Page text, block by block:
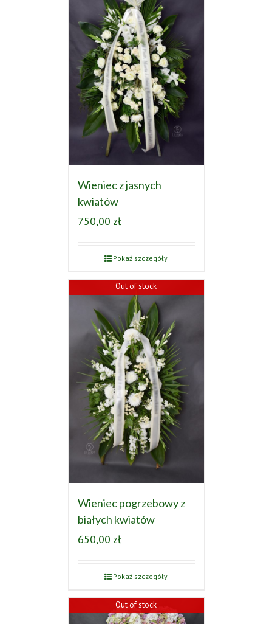
Wieniec z jasnych
kwiatów
750,00 zł
Pokaż szczegóły
Out of stock
Wieniec pogrzebowy z
białych kwiatów
650,00 zł
Pokaż szczegóły
Out of stock